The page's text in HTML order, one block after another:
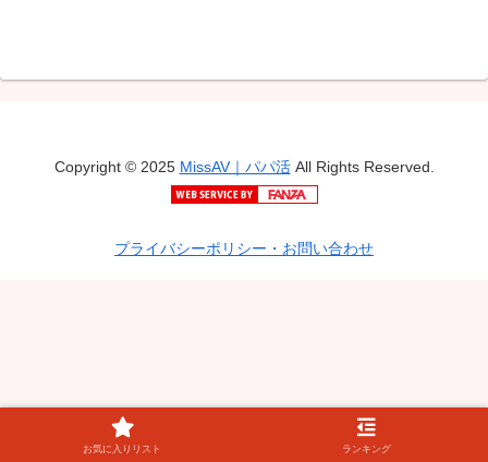
Copyright © 2025 MissAV｜パパ活All Rights Reserved.
プライバシーポリシー・お問い合わせ
お気に入りリスト ランキング